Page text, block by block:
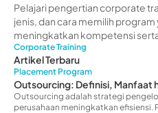
Manfaat
Pelajari pengertian corporate
jenis, dan cara memilih
meningkatkan kompetensi
Corporate Training
Artikel Terbaru
Placement Program
Outsourcing: Definisi, Manfaat
Outsourcing adalah strategi
perusahaan meningkatkan efisiensi.